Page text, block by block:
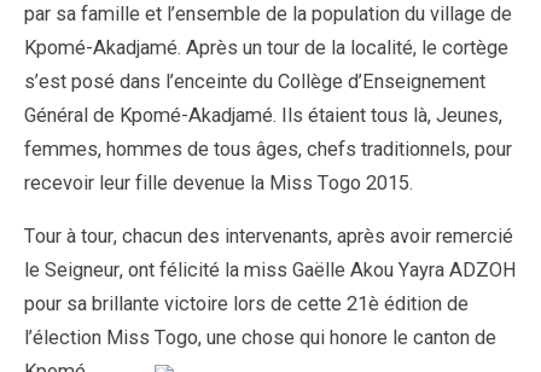
par sa famille et l’ensemble de la population du village de
Kpomé-Akadjamé. Après un tour de la localité, le cortège
s’est posé dans l’enceinte du Collège d’Enseignement
Général de Kpomé-Akadjamé. Ils étaient tous là, Jeunes,
femmes, hommes de tous âges, chefs traditionnels, pour
recevoir leur fille devenue la Miss Togo 2015.
Tour à tour, chacun des intervenants, après avoir remercié
le Seigneur, ont félicité la miss Gaëlle Akou Yayra ADZOH
pour sa brillante victoire lors de cette 21è édition de
l’élection Miss Togo, une chose qui honore le canton de